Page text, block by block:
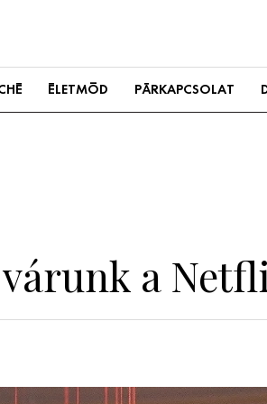
ÉLETMÓD PÁRKAPCSOLAT
a